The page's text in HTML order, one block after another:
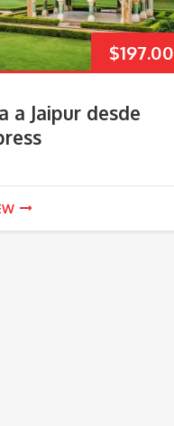
$197.00
a Jaipur desde